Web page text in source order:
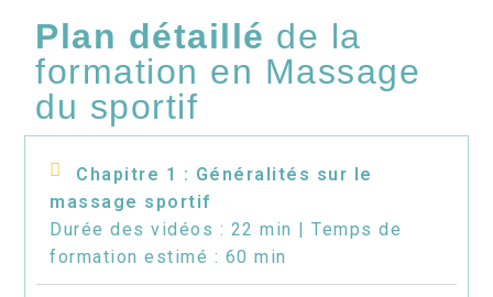
Plan détaillé de la
formation en Massage
du sportif
Chapitre 1 : Généralités sur le
massage sportif
Durée des vidéos : 22 min | Temps de
formation estimé : 60 min